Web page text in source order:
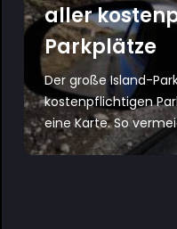
aller
Parkplätze
Der große Island-
kostenpflichtigen
eine Karte. So